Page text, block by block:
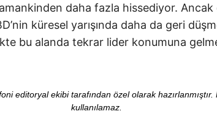
daha fazla hissediyor.
küresel yarışında daha da geri
bu alanda tekrar lider konumuna
editoryal ekibi tarafından özel olarak
kullanılamaz.